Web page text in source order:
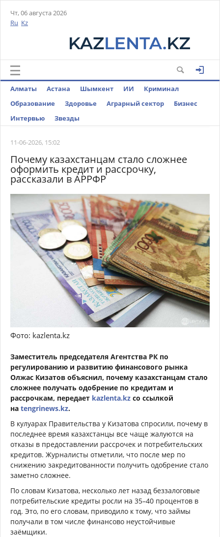
Чт, 06 августа 2026
Ru Kz
Алматы Астана Шымкент ИИ
Криминал
Образование
Здоровье Аграрный сектор
Бизнес
Интервью
Звезды
11-06-2026, 15:02
Почему казахстанцам стало сложнее
оформить кредит и рассрочку,
рассказали в АРРФР
Фото: kazlenta.kz
Заместитель председателя Агентства РК по
регулированию и развитию финансового рынка
Олжас Кизатов объяснил, почему казахстанцам стало
сложнее получать одобрение по кредитам и
рассрочкам, передает kazlenta.kz со ссылкой
на tengrinews.kz.
В кулуарах Правительства у Кизатова спросили, почему в
последнее время казахстанцы все чаще жалуются на
отказы в предоставлении рассрочек и потребительских
кредитов. Журналисты отметили, что после мер по
снижению закредитованности получить одобрение стало
заметно сложнее.
По словам Кизатова, несколько лет назад беззалоговые
потребительские кредиты росли на 35–40 процентов в
год. Это, по его словам, приводило к тому, что займы
получали в том числе финансово неустойчивые
заёмщики.